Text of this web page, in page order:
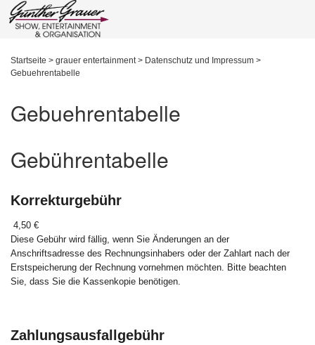
Startseite > grauer entertainment > Datenschutz und Impressum >
Gebuehrentabelle
Gebuehrentabelle
Gebührentabelle
Korrekturgebühr
4,50 €
Diese Gebühr wird fällig, wenn Sie Änderungen an der
Anschriftsadresse des Rechnungsinhabers oder der Zahlart nach der
Erstspeicherung der Rechnung vornehmen möchten. Bitte beachten
Sie, dass Sie die Kassenkopie benötigen.
Zahlungsausfallgebühr